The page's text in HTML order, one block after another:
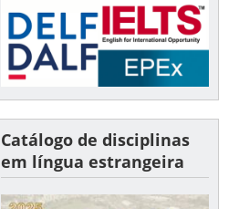
Catálogo de disciplinas
em língua estrangeira